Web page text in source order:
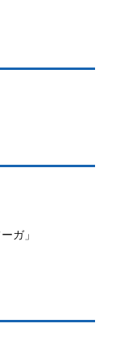
ガ」